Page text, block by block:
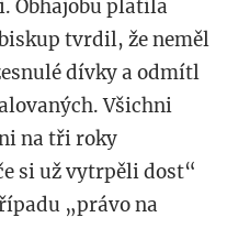
Obhajobu platila
tvrdil, že neměl
dívky a odmítl
Všichni
na tři roky
si už vytrpěli dost“
„právo na